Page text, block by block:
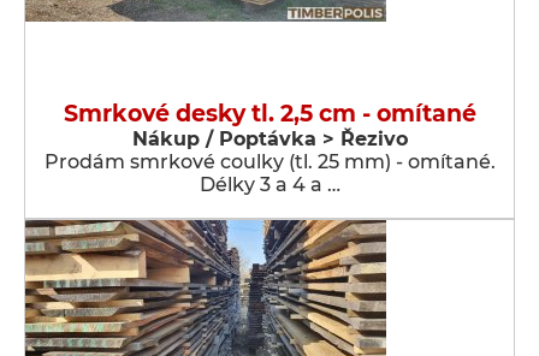
Smrkové desky tl. 2,5 cm - omítané
Nákup / Poptávka > Řezivo
Prodám smrkové coulky (tl. 25 mm) - omítané.
Délky 3 a 4 a …